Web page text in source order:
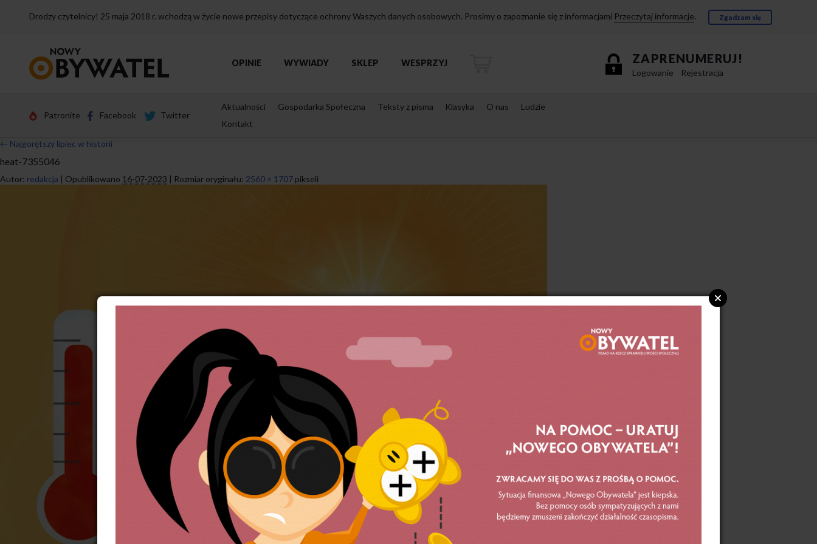
Drodzy czytelnicy! 25 maja 2018 r. wchodzą w życie nowe przepisy dotyczące ochrony Waszych danych osobowych. Prosimy o zapoznanie się z informacjami Przeczytaj informacje. Zgadzam się
strony
ZAPRENUMERUJ!
Logowanie Rejestracja
OPINIE WYWIADY SKLEP WESPRZYJ
Patronite Facebook Twitter
Aktualności Gospodarka Społeczna Teksty z pisma Klasyka O nas
Ludzie
Kontakt
← Najgorętszy lipiec w historii
heat-7355046
Autor: redakcja | Opublikowano 16-07-2023 | Rozmiar oryginału: 2560 × 1707 pikseli